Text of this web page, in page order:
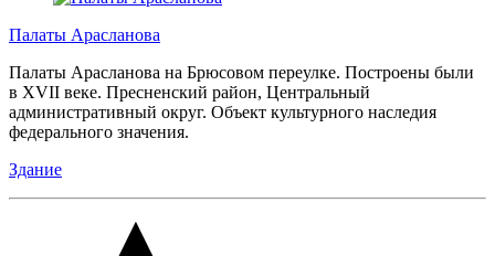
Палаты Арасланова
Палаты Арасланова на Брюсовом переулке. Построены были
в XVII веке. Пресненский район, Центральный
административный округ. Объект культурного наследия
федерального значения.
Здание